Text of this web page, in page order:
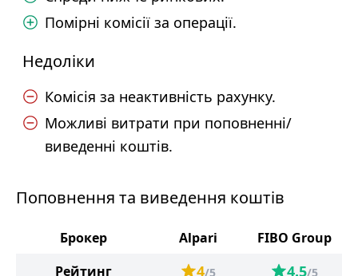
Помірні комісії за операції.
Недоліки
Комісія за неактивність рахунку.
Можливі витрати при поповненні/
виведенні коштів.
Поповнення та виведення коштів
Брокер Alpari
FIBO Group
Рейтинг
4/5 4.5/5